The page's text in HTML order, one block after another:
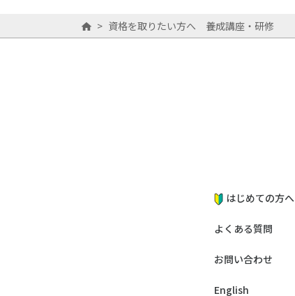
> 資格を取りたい方へ 養成講座・研修
はじめての方へ
よくある質問
お問い合わせ
English